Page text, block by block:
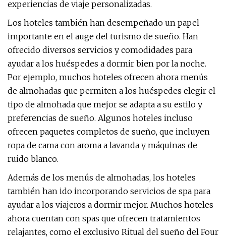
experiencias de viaje personalizadas.
Los hoteles también han desempeñado un papel
importante en el auge del turismo de sueño. Han
ofrecido diversos servicios y comodidades para
ayudar a los huéspedes a dormir bien por la noche.
Por ejemplo, muchos hoteles ofrecen ahora menús
de almohadas que permiten a los huéspedes elegir el
tipo de almohada que mejor se adapta a su estilo y
preferencias de sueño. Algunos hoteles incluso
ofrecen paquetes completos de sueño, que incluyen
ropa de cama con aroma a lavanda y máquinas de
ruido blanco.
Además de los menús de almohadas, los hoteles
también han ido incorporando servicios de spa para
ayudar a los viajeros a dormir mejor. Muchos hoteles
ahora cuentan con spas que ofrecen tratamientos
relajantes, como el exclusivo Ritual del sueño del Four